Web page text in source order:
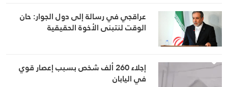
عراقجي في رسالة إلى دول الجوار: حان
الوقت لنتبنى الأخوة الحقيقية
إجلاء 260 ألف شخص بسبب إعصار قوي
في اليابان